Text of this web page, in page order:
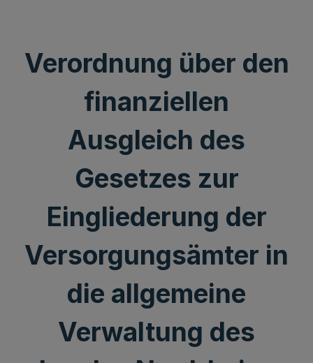
Verordnung über den
finanziellen
Ausgleich des
Gesetzes zur
Eingliederung der
Versorgungsämter in
die allgemeine
Verwaltung des